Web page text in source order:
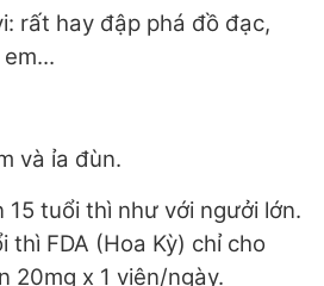
rất hay đập phá đồ đạc,
và ỉa đùn.
tuổi thì như với ngưởi lớn.
thì FDA (Hoa Kỳ) chỉ cho
20mg x 1 viên/ngày.